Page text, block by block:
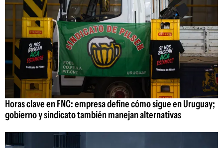
Horas clave en FNC: empresa define cómo sigue en Uruguay;
gobierno y sindicato también manejan alternativas